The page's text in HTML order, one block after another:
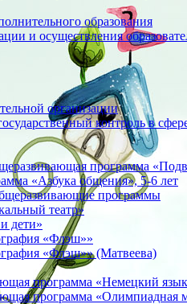
образования
и осуществления
организации
контроль в
программа
«Азбука общения», 5-6 лет
программы
театр»
дети»
«Флэш»»
«Флэш»» (Матвеева)
программа «Немецкий
программа «Олимпиадная